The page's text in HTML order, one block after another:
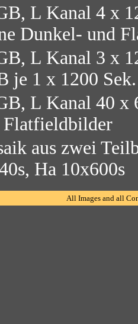
L Kanal 4 x
Dunkel- und
L Kanal 3 x
je 1 x 1200 Sek.
L Kanal 40 x
Flatfieldbilder
aus zwei
Ha 10x600s
All Images and all